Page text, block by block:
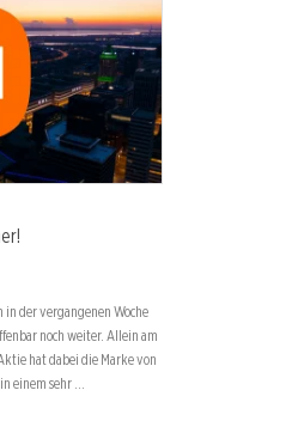
der vergangenen Woche
noch weiter. Allein am
hat dabei die Marke von
einem sehr …